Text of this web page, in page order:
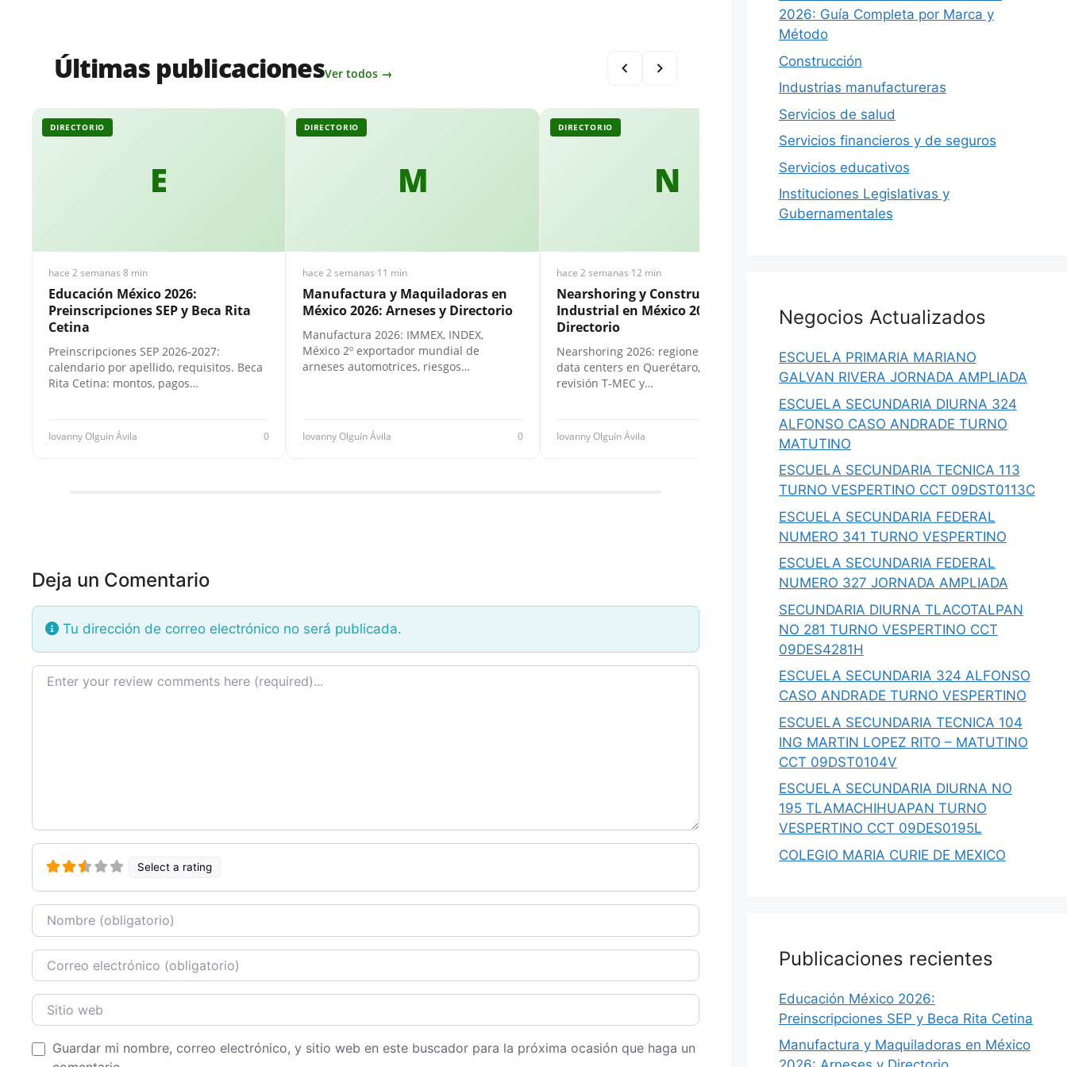
Últimas publicacionesVer todos →
E
DIRECTORIO
hace 2 semanas·8 min
Educación México 2026:
Preinscripciones SEP y Beca Rita
Cetina
Preinscripciones SEP 2026-2027:
calendario por apellido, requisitos. Beca
Rita Cetina: montos, pagos…
Iovanny Olguín Ávila 0
M
DIRECTORIO
hace 2 semanas·11 min
Manufactura y Maquiladoras en
México 2026: Arneses y Directorio
Manufactura 2026: IMMEX, INDEX,
México 2º exportador mundial de
arneses automotrices, riesgos…
Iovanny Olguín Ávila 0
N
DIRECTORIO
hace 2 semanas·12 min
Nearshoring y Construcción
Industrial en México 2026: Guía y
Directorio
Nearshoring 2026: regiones ganadoras,
data centers en Querétaro, FIBRAs,
revisión T-MEC y…
Iovanny Olguín Ávila
S
Comandancias, Presupuesto y
Plan DN-III-E
SEDENA 2026: la Guardia Nacional se
integra como Comandancia (DOF 22-jun),
presupuesto…
Iovanny Olguín Ávila
Deja un Comentario
Tu dirección de correo electrónico no será publicada.
Texto de la reseña
Select a rating
Nombre
Correo Electronico
Sitio web
Guardar mi nombre, correo electrónico, y sitio web en este buscador para la próxima ocasión que haga un
2026: Guía Completa por Marca y
Método
Construcción
Industrias manufactureras
Servicios de salud
Servicios financieros y de seguros
Servicios educativos
Instituciones Legislativas y
Gubernamentales
Negocios Actualizados
ESCUELA PRIMARIA MARIANO
GALVAN RIVERA JORNADA AMPLIADA
ESCUELA SECUNDARIA DIURNA 324
ALFONSO CASO ANDRADE TURNO
MATUTINO
ESCUELA SECUNDARIA TECNICA 113
TURNO VESPERTINO CCT 09DST0113C
ESCUELA SECUNDARIA FEDERAL
NUMERO 341 TURNO VESPERTINO
ESCUELA SECUNDARIA FEDERAL
NUMERO 327 JORNADA AMPLIADA
SECUNDARIA DIURNA TLACOTALPAN
NO 281 TURNO VESPERTINO CCT
09DES4281H
ESCUELA SECUNDARIA 324 ALFONSO
CASO ANDRADE TURNO VESPERTINO
ESCUELA SECUNDARIA TECNICA 104
ING MARTIN LOPEZ RITO – MATUTINO
CCT 09DST0104V
ESCUELA SECUNDARIA DIURNA NO
195 TLAMACHIHUAPAN TURNO
VESPERTINO CCT 09DES0195L
COLEGIO MARIA CURIE DE MEXICO
Publicaciones recientes
Educación México 2026:
Preinscripciones SEP y Beca Rita Cetina
Manufactura y Maquiladoras en México